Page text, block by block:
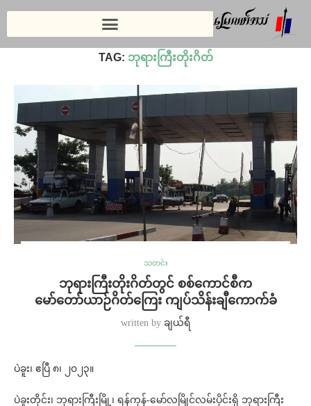
ဘုရားကြီးတိုးဂိတ်
TAG: ဘုရားကြီးတိုးဂိတ်
သတင်း
ဘုရားကြီးတိုးဂိတ်တွင် စစ်ကောင်စီက
မော်တော်ယာဉ်ဂိတ်ကြေး ကျပ်သိန်းချီကောက်ခံ
written by ချယ်ရီ
ပဲခူး၊ ဧပြီ ၈၊ ၂၀၂၃။
ပဲခူးတိုင်း၊ ဘုရားကြီးမြို့၊ ရန်ကုန်-မော်လမြိုင်လမ်းပိုင်းရှိ ဘုရားကြီး